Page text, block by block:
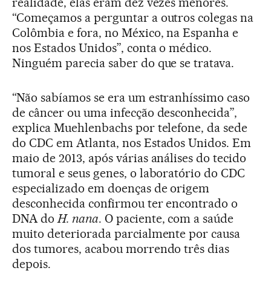
“Começamos a perguntar a outros colegas na
Colômbia e fora, no México, na Espanha e
nos Estados Unidos”, conta o médico.
Ninguém parecia saber do que se tratava.
“Não sabíamos se era um estranhíssimo caso
de câncer ou uma infecção desconhecida”,
explica Muehlenbachs por telefone, da sede
do CDC em Atlanta, nos Estados Unidos. Em
maio de 2013, após várias análises do tecido
tumoral e seus genes, o laboratório do CDC
especializado em doenças de origem
desconhecida confirmou ter encontrado o
DNA doH. nana. O paciente, com a saúde
muito deteriorada parcialmente por causa
dos tumores, acabou morrendo três dias
depois.